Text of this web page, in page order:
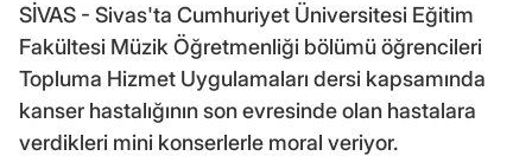
SİVAS - Sivas'ta Cumhuriyet Üniversitesi Eğitim
Fakültesi Müzik Öğretmenliği bölümü öğrencileri
Topluma Hizmet Uygulamaları dersi kapsamında
kanser hastalığının son evresinde olan hastalara
verdikleri mini konserlerle moral veriyor.